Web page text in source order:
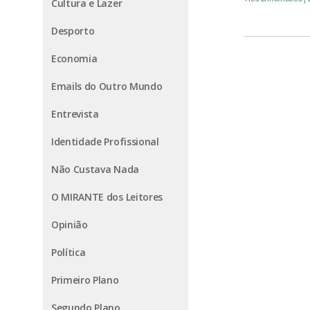
Cultura e Lazer
Desporto
Economia
Emails do Outro Mundo
Entrevista
Identidade Profissional
Não Custava Nada
O MIRANTE dos Leitores
Opinião
Política
Primeiro Plano